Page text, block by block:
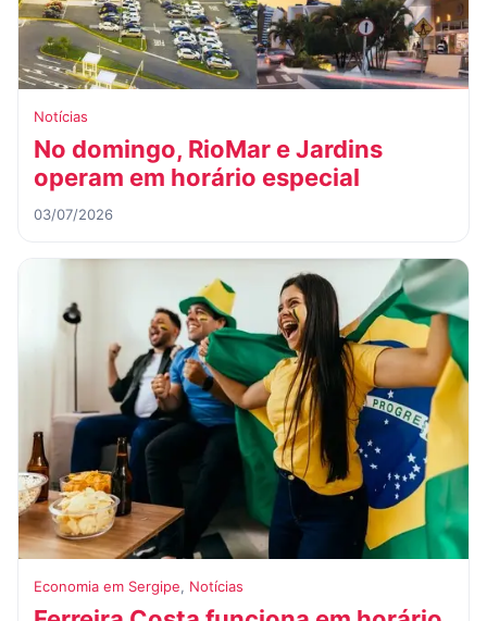
Notícias
No domingo, RioMar e Jardins
operam em horário especial
03/07/2026
Economia em Sergipe, Notícias